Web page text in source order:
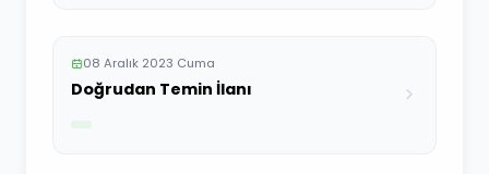
08 Aralık 2023 Cuma
Doğrudan Temin İlanı